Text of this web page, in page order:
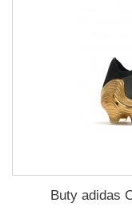
Buty adidas